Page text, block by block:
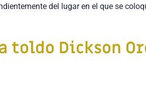
del lugar en el que se
toldo Dickson